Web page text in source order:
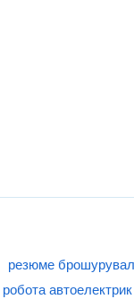
резюме
робота